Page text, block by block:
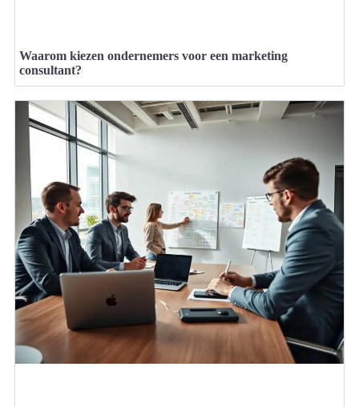
Waarom kiezen ondernemers voor een marketing
consultant?